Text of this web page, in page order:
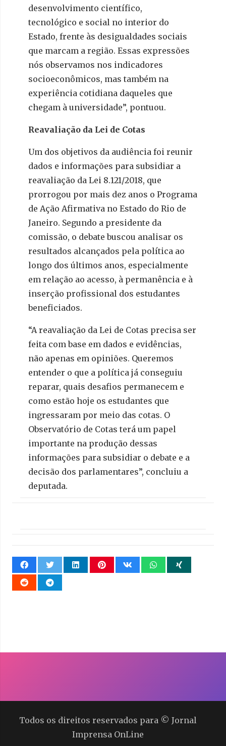
desenvolvimento científico,
tecnológico e social no interior do
Estado, frente às desigualdades sociais
que marcam a região. Essas expressões
nós observamos nos indicadores
socioeconômicos, mas também na
experiência cotidiana daqueles que
chegam à universidade”, pontuou.
Reavaliação da Lei de Cotas
Um dos objetivos da audiência foi reunir
dados e informações para subsidiar a
reavaliação da Lei 8.121/2018, que
prorrogou por mais dez anos o Programa
de Ação Afirmativa no Estado do Rio de
Janeiro. Segundo a presidente da
comissão, o debate buscou analisar os
resultados alcançados pela política ao
longo dos últimos anos, especialmente
em relação ao acesso, à permanência e à
inserção profissional dos estudantes
beneficiados.
“A reavaliação da Lei de Cotas precisa ser
feita com base em dados e evidências,
não apenas em opiniões. Queremos
entender o que a política já conseguiu
reparar, quais desafios permanecem e
como estão hoje os estudantes que
ingressaram por meio das cotas. O
Observatório de Cotas terá um papel
importante na produção dessas
informações para subsidiar o debate e a
decisão dos parlamentares”, concluiu a
deputada.
Todos os direitos reservados para © Jornal
Imprensa OnLine